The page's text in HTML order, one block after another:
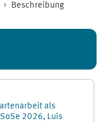
Beschreibung
als
2026, Luis